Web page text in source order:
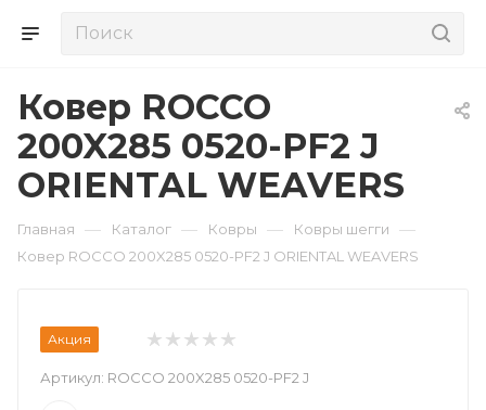
Ковер ROCCO
200X285 0520-PF2 J
ORIENTAL WEAVERS
Главная — Каталог — Ковры — Ковры шегги —
Ковер ROCCO 200X285 0520-PF2 J ORIENTAL WEAVERS
Акция
Артикул: ROCCO 200X285 0520-PF2 J